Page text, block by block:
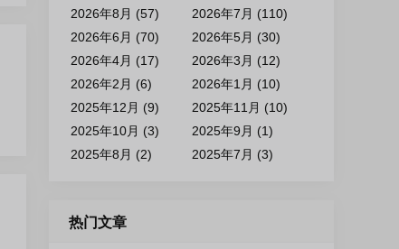
2026年8月 (57)
2026年7月 (110)
2026年6月 (70)
2026年5月 (30)
2026年4月 (17)
2026年3月 (12)
2026年2月 (6)
2026年1月 (10)
2025年12月 (9)
2025年11月 (10)
2025年10月 (3)
2025年9月 (1)
2025年8月 (2)
2025年7月 (3)
热门文章